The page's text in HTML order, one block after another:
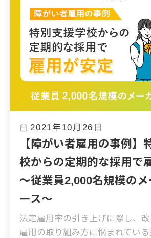
calendar_today 2021年10月26日
【障がい者雇用の事例】
校からの定期的な採用で
～従業員2,000名規模の
ース～
法定雇用率の引き上げに際し、
雇用の取り組み方に悩まれてい